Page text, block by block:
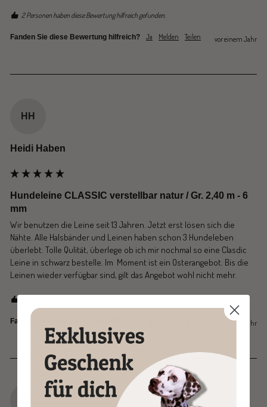
2 Personen haben diese Bewertung hilfreich gefunden.
Fanden Sie diese Bewertung hilfreich? Ja Melden Teilen vor einem Jahr
HH
Heidi Haben
Hundeleine CLASSIC verstellbar natur / Gr. 2,40 m - 6
mm
Wir benutzen die Leine seit 13 Jahren. Jetzt erst lösen sich die
Nähte. Alle Halsbänder und Leinen haben schon 3 Hundeleben
überlebt. Tolle Qulität, überlege ob ich mir nochmal so eine Clasdic
Leine in schwarz bestelle. Im  Moment ist ein Osterangebot. Bis die
Leinen wieder verfügbar sind, gilt das Angebot wohl nicht mehr.
Fanden Sie diese Bewertung hilfreich? vor einem Jahr